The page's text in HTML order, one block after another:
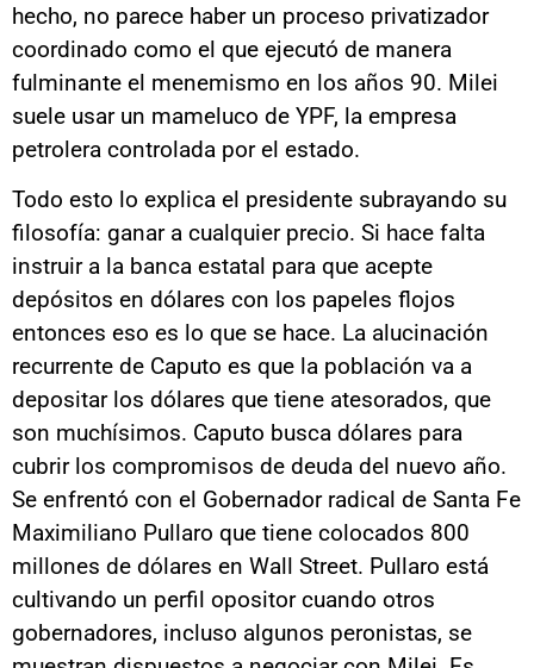
hecho, no parece haber un proceso privatizador
coordinado como el que ejecutó de manera
fulminante el menemismo en los años 90. Milei
suele usar un mameluco de YPF, la empresa
petrolera controlada por el estado.
Todo esto lo explica el presidente subrayando su
filosofía: ganar a cualquier precio. Si hace falta
instruir a la banca estatal para que acepte
depósitos en dólares con los papeles flojos
entonces eso es lo que se hace. La alucinación
recurrente de Caputo es que la población va a
depositar los dólares que tiene atesorados, que
son muchísimos. Caputo busca dólares para
cubrir los compromisos de deuda del nuevo año.
Se enfrentó con el Gobernador radical de Santa Fe
Maximiliano Pullaro que tiene colocados 800
millones de dólares en Wall Street. Pullaro está
cultivando un perfil opositor cuando otros
gobernadores, incluso algunos peronistas, se